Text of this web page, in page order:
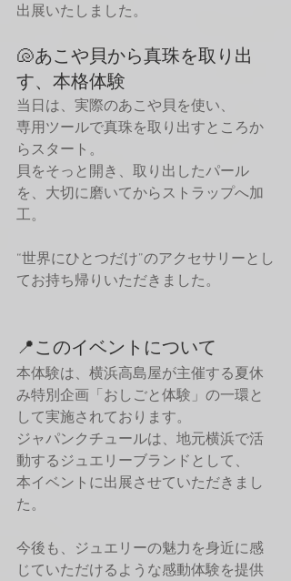
出展いたしました。
🐚あこや貝から真珠を取り出
す、本格体験
当日は、実際のあこや貝を使い、
専用ツールで真珠を取り出すところか
らスタート。
貝をそっと開き、取り出したパール
を、大切に磨いてからストラップへ加
工。
“世界にひとつだけ”のアクセサリーとし
てお持ち帰りいただきました。
📍このイベントについて
本体験は、横浜高島屋が主催する夏休
み特別企画「おしごと体験」の一環と
して実施されております。
ジャパンクチュールは、地元横浜で活
動するジュエリーブランドとして、
本イベントに出展させていただきまし
た。
今後も、ジュエリーの魅力を身近に感
じていただけるような感動体験を提供